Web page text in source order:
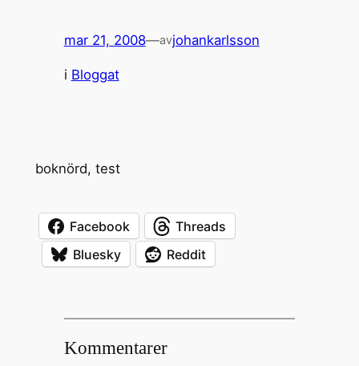
mar 21, 2008—avjohankarlsson
i Bloggat
boknörd, test
Facebook
Threads
Bluesky
Reddit
Kommentarer